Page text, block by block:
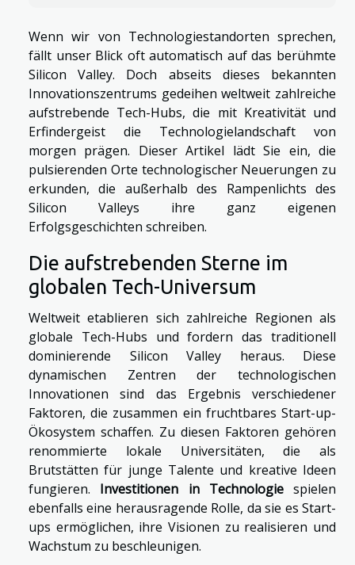
Wenn wir von Technologiestandorten sprechen,
fällt unser Blick oft automatisch auf das berühmte
Silicon Valley. Doch abseits dieses bekannten
Innovationszentrums gedeihen weltweit zahlreiche
aufstrebende Tech-Hubs, die mit Kreativität und
Erfindergeist die Technologielandschaft von
morgen prägen. Dieser Artikel lädt Sie ein, die
pulsierenden Orte technologischer Neuerungen zu
erkunden, die außerhalb des Rampenlichts des
Silicon Valleys ihre ganz eigenen
Erfolgsgeschichten schreiben.
Die aufstrebenden Sterne im
globalen Tech-Universum
Weltweit etablieren sich zahlreiche Regionen als
globale Tech-Hubs und fordern das traditionell
dominierende Silicon Valley heraus. Diese
dynamischen Zentren der technologischen
Innovationen sind das Ergebnis verschiedener
Faktoren, die zusammen ein fruchtbares Start-up-
Ökosystem schaffen. Zu diesen Faktoren gehören
renommierte lokale Universitäten, die als
Brutstätten für junge Talente und kreative Ideen
fungieren. Investitionen in Technologiespielen
ebenfalls eine herausragende Rolle, da sie es Start-
ups ermöglichen, ihre Visionen zu realisieren und
Wachstum zu beschleunigen.